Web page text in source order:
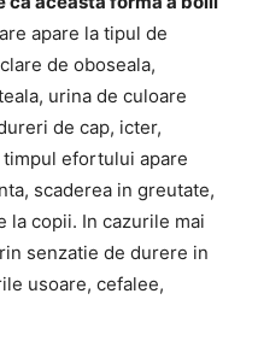
apare la tipul de
de oboseala,
urina de culoare
de cap, icter,
efortului apare
scaderea in greutate,
copii. In cazurile mai
senzatie de durere in
usoare, cefalee,